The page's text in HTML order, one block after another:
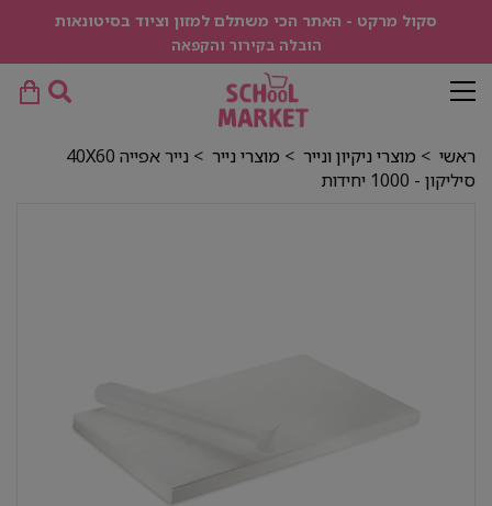
סקול מרקט - האתר הכי משתלם למזון וציוד בסיטונאות
הובלה בקירור והקפאה
ראשי > מוצרי ניקיון ונייר > מוצרי נייר
> נייר אפייה 40X60
סיליקון - 1000 יחידות